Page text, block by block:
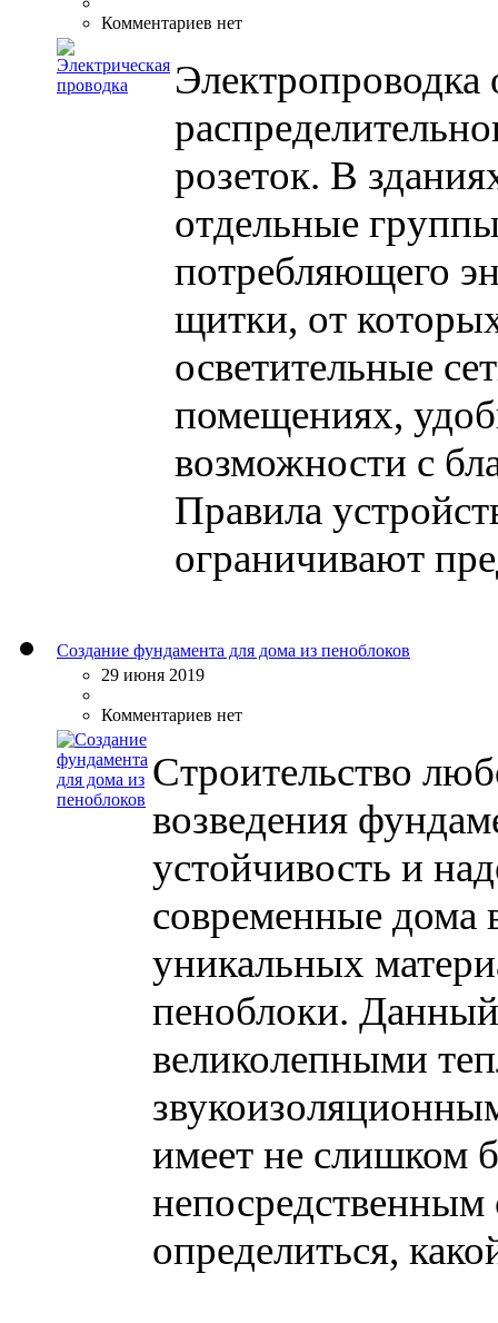
Комментариев нет
розеток. В
отдельные
потребляющего
щитки, от
осветительные
помещениях,
возможности с
Правила
ограничивают
Создание фундамента для дома из пеноблоков
29 июня 2019
Комментариев нет
Строительство
возведения
устойчивость и
современные дома
уникальных
пеноблоки. Данный
великолепными
имеет не слишком
непосредственным
определиться,